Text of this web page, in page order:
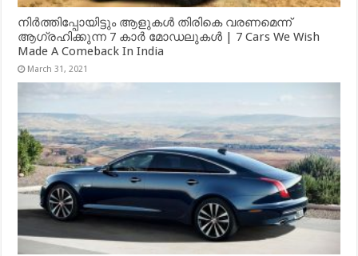
നിർത്തിപ്പോയിട്ടും ആളുകൾ തിരികെ വരണമെന്ന്
ആഗ്രഹിക്കുന്ന 7 കാർ മോഡലുകൾ | 7 Cars We Wish
Made A Comeback In India
March 31, 2021